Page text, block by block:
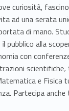
curiosità,
ad una serata
di mano.
pubblico alla
con
e Fisica
Partecipa anche